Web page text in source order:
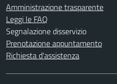
Amministrazione trasparente
Leggi le FAQ
Segnalazione disservizio
Prenotazione appuntamento
Richiesta d'assistenza